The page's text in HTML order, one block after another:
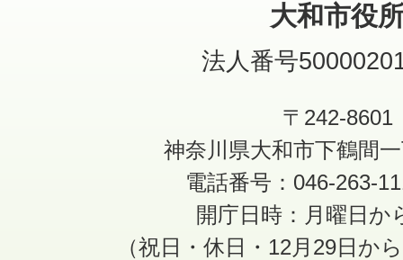
大和市役
法人番号
〒242-8601
神奈川県大和市下鶴間
電話番号：046-263-
開庁日時：月曜日か
（祝日・休日・12月29日か